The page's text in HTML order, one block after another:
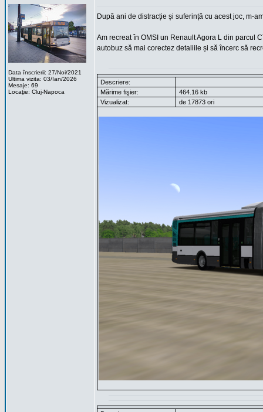
Data înscrierii: 27/Noi/2021
Ultima vizita: 03/Ian/2026
Mesaje: 69
Locaţie: Cluj-Napoca
După ani de distracție și suferință cu acest joc, m-
Am recreat în OMSI un Renault Agora L din parcul
autobuz să mai corectez detaliile și să încerc să
Descriere:
Mărime fişier:
464.16 kb
Vizualizat:
de 17873 ori